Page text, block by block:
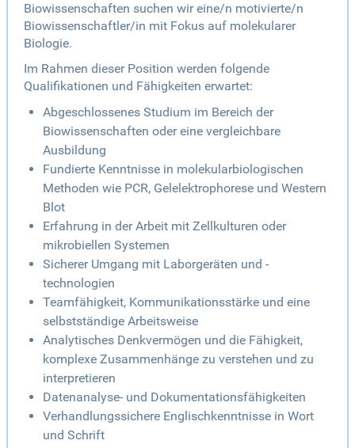
Biowissenschaften suchen wir eine/n motivierte/n
Biowissenschaftler/in mit Fokus auf molekularer
Biologie.
Im Rahmen dieser Position werden folgende
Qualifikationen und Fähigkeiten erwartet:
Abgeschlossenes Studium im Bereich der
Biowissenschaften oder eine vergleichbare
Ausbildung
Fundierte Kenntnisse in molekularbiologischen
Methoden wie PCR, Gelelektrophorese und Western
Blot
Erfahrung in der Arbeit mit Zellkulturen oder
mikrobiellen Systemen
Sicherer Umgang mit Laborgeräten und -
technologien
Teamfähigkeit, Kommunikationsstärke und eine
selbstständige Arbeitsweise
Analytisches Denkvermögen und die Fähigkeit,
komplexe Zusammenhänge zu verstehen und zu
interpretieren
Datenanalyse- und Dokumentationsfähigkeiten
Verhandlungssichere Englischkenntnisse in Wort
und Schrift